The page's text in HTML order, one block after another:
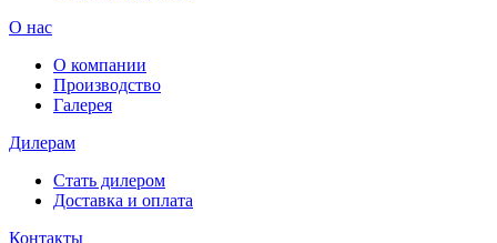
О нас
О компании
Производство
Галерея
Дилерам
Стать дилером
Доставка и оплата
Контакты